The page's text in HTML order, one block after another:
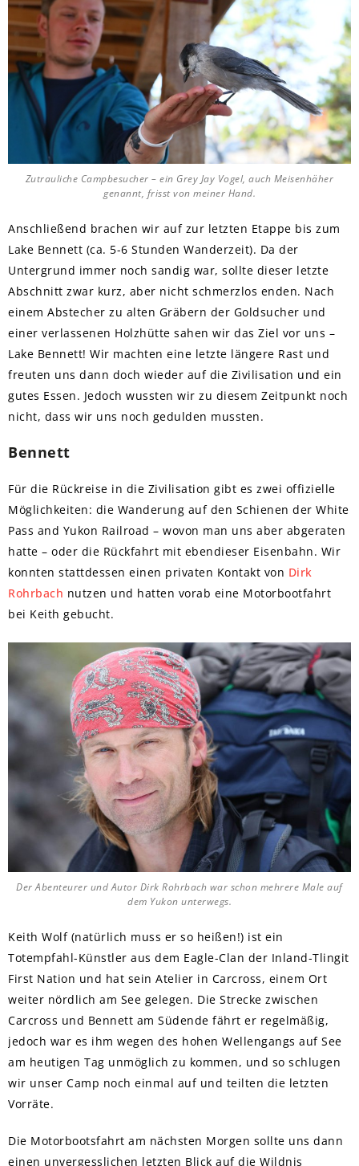
Zutrauliche Campbesucher – ein Grey Jay Vogel, auch Meisenhäher
genannt, frisst von meiner Hand.
Anschließend brachen wir auf zur letzten Etappe bis zum
Lake Bennett (ca. 5-6 Stunden Wanderzeit). Da der
Untergrund immer noch sandig war, sollte dieser letzte
Abschnitt zwar kurz, aber nicht schmerzlos enden. Nach
einem Abstecher zu alten Gräbern der Goldsucher und
einer verlassenen Holzhütte sahen wir das Ziel vor uns –
Lake Bennett! Wir machten eine letzte längere Rast und
freuten uns dann doch wieder auf die Zivilisation und ein
gutes Essen. Jedoch wussten wir zu diesem Zeitpunkt noch
nicht, dass wir uns noch gedulden mussten.
Bennett
Für die Rückreise in die Zivilisation gibt es zwei offizielle
Möglichkeiten: die Wanderung auf den Schienen der White
Pass and Yukon Railroad – wovon man uns aber abgeraten
hatte – oder die Rückfahrt mit ebendieser Eisenbahn. Wir
konnten stattdessen einen privaten Kontakt von Dirk
Rohrbach nutzen und hatten vorab eine Motorbootfahrt
bei Keith gebucht.
Der Abenteurer und Autor Dirk Rohrbach war schon mehrere Male auf
dem Yukon unterwegs.
Keith Wolf (natürlich muss er so heißen!) ist ein
Totempfahl-Künstler aus dem Eagle-Clan der Inland-Tlingit
First Nation und hat sein Atelier in Carcross, einem Ort
weiter nördlich am See gelegen. Die Strecke zwischen
Carcross und Bennett am Südende fährt er regelmäßig,
jedoch war es ihm wegen des hohen Wellengangs auf See
am heutigen Tag unmöglich zu kommen, und so schlugen
wir unser Camp noch einmal auf und teilten die letzten
Vorräte.
Die Motorbootsfahrt am nächsten Morgen sollte uns dann
einen unvergesslichen letzten Blick auf die Wildnis